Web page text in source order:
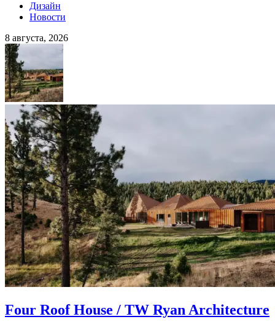
Дизайн
Новости
8 августа, 2026
Four Roof House / TW Ryan Architecture